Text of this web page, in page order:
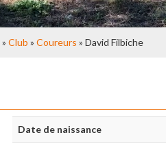
» Club » Coureurs » David Filbiche
Date de naissance